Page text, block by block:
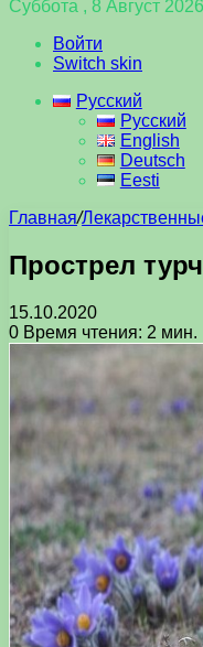
Суббота , 8 Август 2026
Войти
Switch skin
Русский
Русский
English
Deutsch
Eesti
Главная/
Прострел
15.10.2020
0 Время чтения: 2 мин.